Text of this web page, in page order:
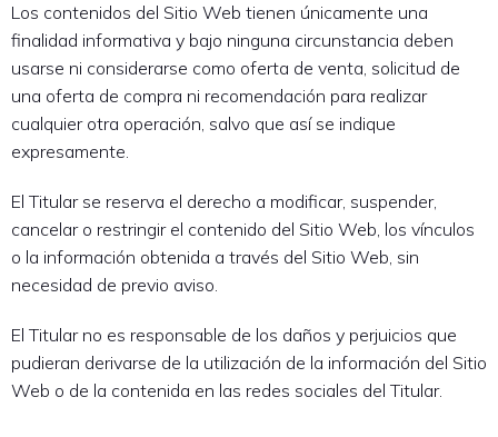
Los contenidos del Sitio Web tienen únicamente una
finalidad informativa y bajo ninguna circunstancia deben
usarse ni considerarse como oferta de venta, solicitud de
una oferta de compra ni recomendación para realizar
cualquier otra operación, salvo que así se indique
expresamente.
El Titular se reserva el derecho a modificar, suspender,
cancelar o restringir el contenido del Sitio Web, los vínculos
o la información obtenida a través del Sitio Web, sin
necesidad de previo aviso.
El Titular no es responsable de los daños y perjuicios que
pudieran derivarse de la utilización de la información del Sitio
Web o de la contenida en las redes sociales del Titular.